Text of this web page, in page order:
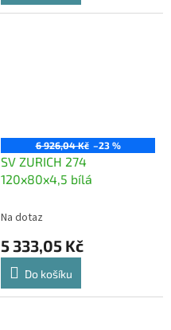
6 926,04 Kč –23 %
SV ZURICH 274
120x80x4,5 bílá
Na dotaz
5 333,05 Kč
Do košíku